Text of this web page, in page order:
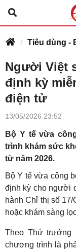
Tiêu dùng -
Người Việt
định kỳ
điện tử
13/05/2026 23:52
Bộ Y tế vừa
trình khám sức
từ năm 2026.
Bộ Y tế vừa công
định kỳ cho người
hành Chỉ thị số
hoặc khám sàng
Theo Thứ trưởng
chương trình là